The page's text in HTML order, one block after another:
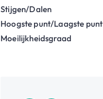
Stijgen/Dalen
Hoogste punt/Laagste punt
Moeilijkheidsgraad